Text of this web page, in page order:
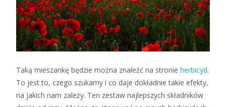
Taką mieszankę będzie można znaleźć na stronie herbicyd.
To jest to, czego szukamy i co daje dokładnie takie efekty,
na jakich nam zależy. Ten zestaw najlepszych składników